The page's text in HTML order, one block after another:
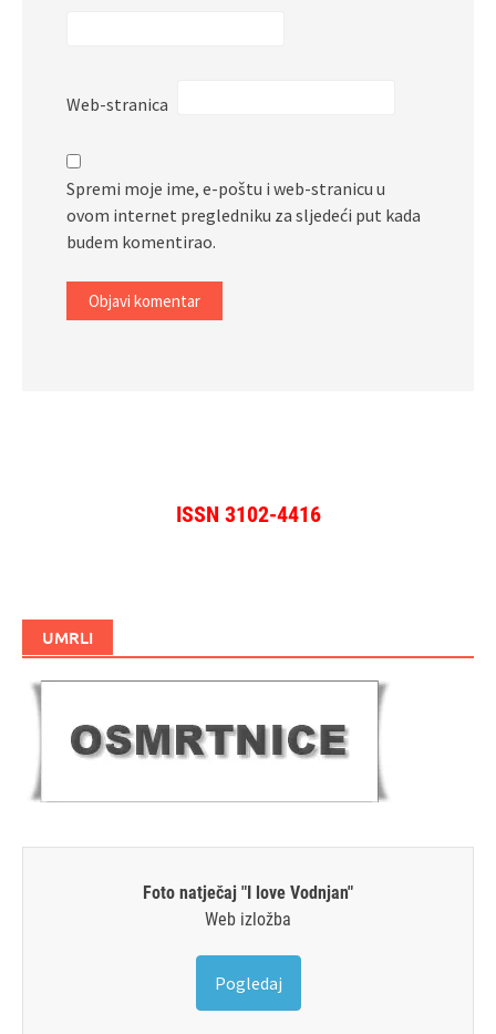
Web-stranica
Spremi moje ime, e-poštu i web-stranicu u
ovom internet pregledniku za sljedeći put kada
budem komentirao.
ISSN 3102-4416
UMRLI
Foto natječaj "I love Vodnjan"
Web izložba
Pogledaj